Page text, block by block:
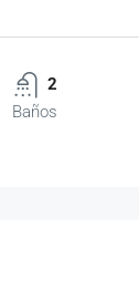
2
Baños